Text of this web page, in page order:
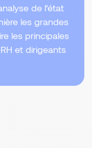
de l’état
les grandes
les principales
et dirigeants